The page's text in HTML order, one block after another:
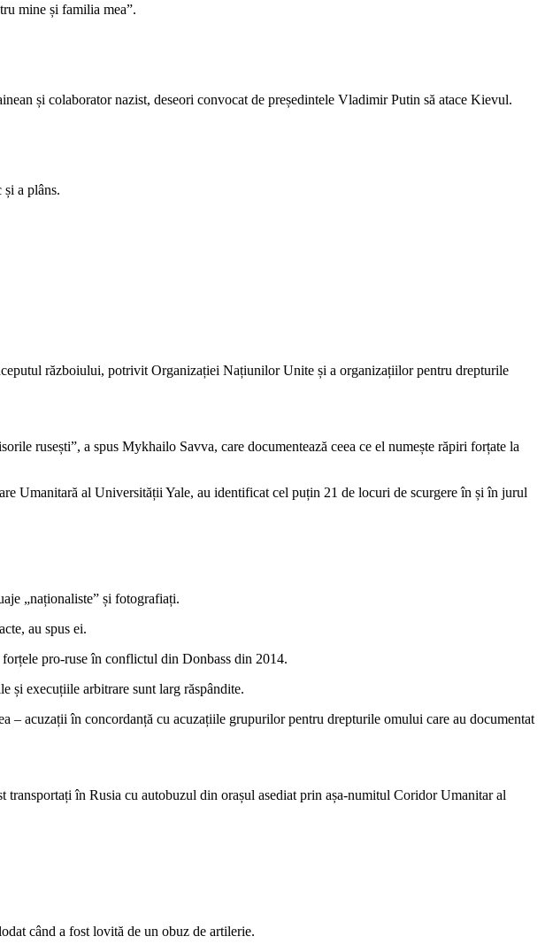
mine și familia mea”.
și colaborator nazist, deseori convocat de președintele Vladimir Putin să atace Kievul.
și a plâns.
războiului, potrivit Organizației Națiunilor Unite și a organizațiilor pentru drepturile
rusești”, a spus Mykhailo Savva, care documentează ceea ce el numește răpiri forțate la
Umanitară al Universității Yale, au identificat cel puțin 21 de locuri de scurgere în și în jurul
„naționaliste” și fotografiați.
au spus ei.
pro-ruse în conflictul din Donbass din 2014.
și execuțiile arbitrare sunt larg răspândite.
– acuzații în concordanță cu acuzațiile grupurilor pentru drepturile omului care au documentat
în Rusia cu autobuzul din orașul asediat prin așa-numitul Coridor Umanitar al
când a fost lovită de un obuz de artilerie.